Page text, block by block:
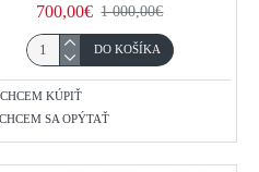
700,00€ 1 000,00€
DO KOŠÍKA
CHCEM KÚPIŤ
CHCEM SA OPÝTAŤ